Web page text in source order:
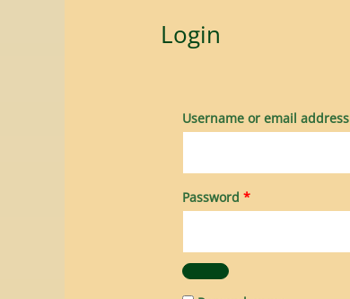
Login
Username or email address
Password *